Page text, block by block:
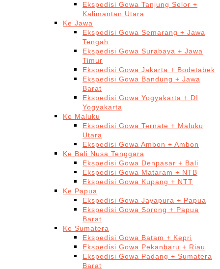
Ekspedisi Gowa Tanjung Selor +
Kalimantan Utara
Ke Jawa
Ekspedisi Gowa Semarang + Jawa
Tengah
Ekspedisi Gowa Surabaya + Jawa
Timur
Ekspedisi Gowa Jakarta + Bodetabek
Ekspedisi Gowa Bandung + Jawa
Barat
Ekspedisi Gowa Yogyakarta + DI
Yogyakarta
Ke Maluku
Ekspedisi Gowa Ternate + Maluku
Utara
Ekspedisi Gowa Ambon + Ambon
Ke Bali Nusa Tenggara
Ekspedisi Gowa Denpasar + Bali
Ekspedisi Gowa Mataram + NTB
Ekspedisi Gowa Kupang + NTT
Ke Papua
Ekspedisi Gowa Jayapura + Papua
Ekspedisi Gowa Sorong + Papua
Barat
Ke Sumatera
Ekspedisi Gowa Batam + Kepri
Ekspedisi Gowa Pekanbaru + Riau
Ekspedisi Gowa Padang + Sumatera
Barat